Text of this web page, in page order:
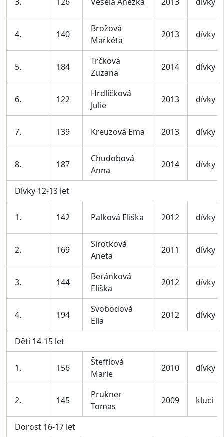
4. 140
Brožová
Markéta
2013 dívky
5. 184
Trčková
Zuzana
2014 dívky
6. 122
Hrdličková
Julie
2013 dívky
7. 139 Kreuzová Ema 2013 dívky
8. 187
Chudobová
Anna
2014 dívky
Dívky 12-13 let
1. 142 Palková Eliška 2012 dívky
2. 169
Sirotková
Aneta
2011 dívky
3. 144
Beránková
Eliška
2012 dívky
4. 194
Svobodová
Ella
2012 dívky
Děti 14-15 let
1. 156
Štefflová
Marie
2010 dívky
2. 145
Prukner
Tomas
2009 kluci
Dorost 16-17 let